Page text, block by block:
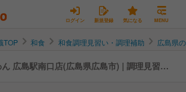
ログイン 新規登録 気になる MENU
TOP 和食 和食調理見習い・調理補助 広島県
ん 広島駅南口店(広島県広島市) | 調理見習